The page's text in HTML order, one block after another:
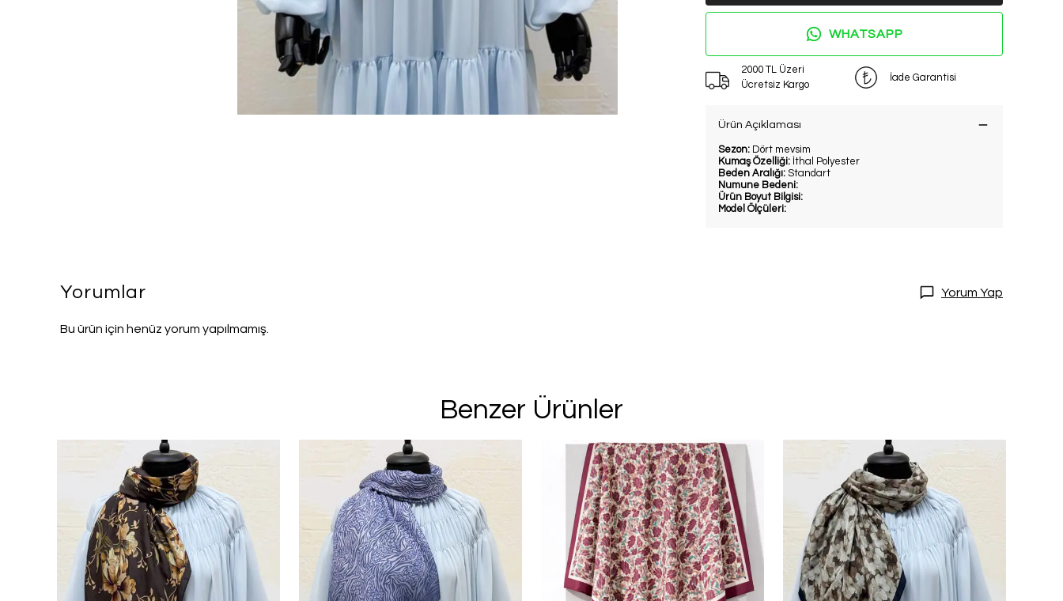
WHATSAPP
2000 TL Üzeri
Ücretsiz Kargo
İade Garantisi
Ürün Açıklaması
Sezon: Dört mevsim
Kumaş Özelliği: İthal Polyester
Beden Aralığı: Standart
Numune Bedeni:
Ürün Boyut Bilgisi:
Model Ölçüleri:
Yorumlar Yorum Yap
Bu ürün için henüz yorum yapılmamış.
Benzer Ürünler